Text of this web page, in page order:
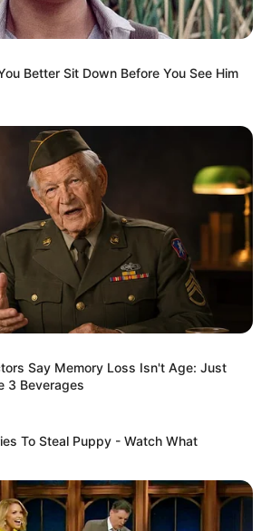
você preferir. Para isso você
de água antes de fazer a
fazer o preparo de acordo
Better Sit Down Before You See Him
Say Memory Loss Isn't Age: Just
3 Beverages
To Steal Puppy - Watch What